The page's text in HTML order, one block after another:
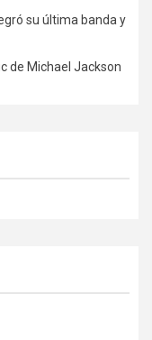
su última banda y
de Michael Jackson